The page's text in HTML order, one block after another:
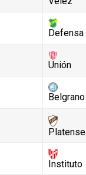
Defensa
Unión
Belgrano
Platense
Instituto